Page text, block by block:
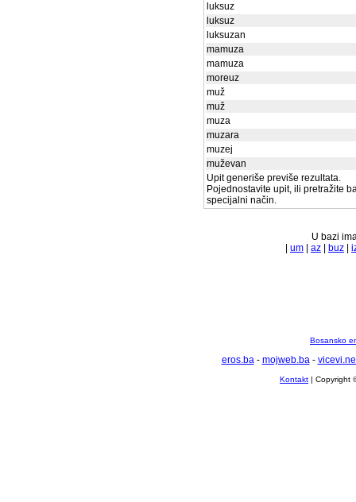
luksuz
luksuz
luksuzan
mamuza
mamuza
moreuz
muž
muž
muza
muzara
muzej
muževan
Upit generiše previše rezultata.
Pojednostavite upit, ili pretražite
specijalni način.
U bazi
um az buz
Bosansko
eros.ba- mojweb.ba-
Kontakt | Copyright